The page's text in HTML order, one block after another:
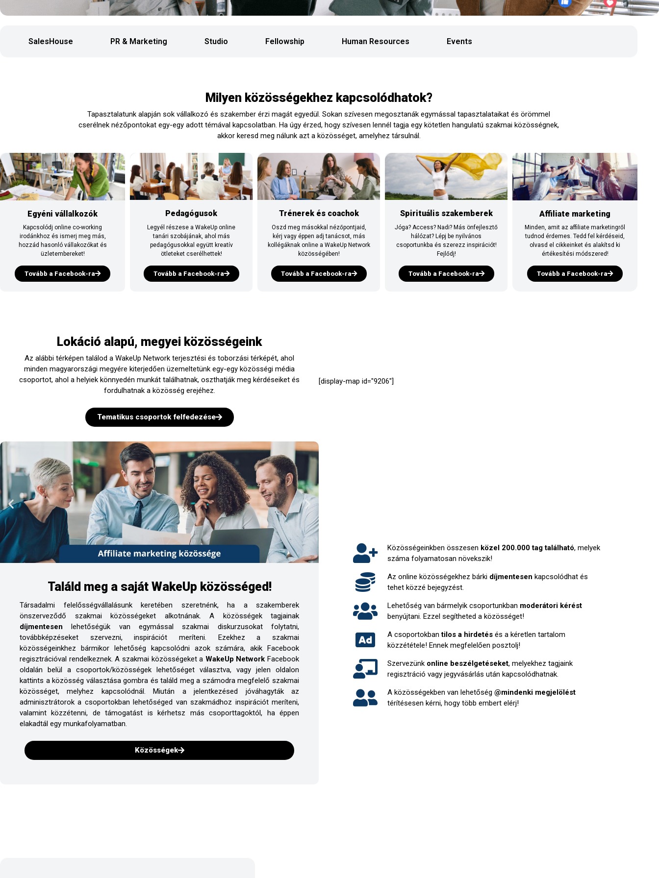
SalesHouse PR & Marketing Studio Fellowship Human Resources Events
Milyen közösségekhez kapcsolódhatok?
Tapasztalatunk alapján sok vállalkozó és szakember érzi magát egyedül. Sokan szívesen megosztanák egymással tapasztalataikat és örömmel
cserélnek nézőpontokat egy-egy adott témával kapcsolatban. Ha úgy érzed, hogy szívesen lennél tagja egy kötetlen hangulatú szakmai közösségnek,
akkor keresd meg nálunk azt a közösséget, amelyhez társulnál.
Egyéni vállalkozók
Kapcsolódj online co-working
irodánkhoz és ismerj meg más,
hozzád hasonló vállakozókat és
üzletembereket!
Tovább a Facebook-ra
Pedagógusok
Legyél részese a WakeUp online
tanári szobájának, ahol más
pedagógusokkal együtt kreatív
ötleteket cserélhettek!
Tovább a Facebook-ra
Trénerek és coachok
Oszd meg másokkal nézőpontjaid,
kérj vagy éppen adj tanácsot, más
kollégáknak online a WakeUp Network
közösségében!
Tovább a Facebook-ra
Spirituális szakemberek
Jóga? Access? Nadi? Más önfejlesztő
hálózat? Lépj be nyilvános
csoportunkba és szerezz inspirációt!
Fejlődj!
Tovább a Facebook-ra
Affiliate marketing
Minden, amit az affiliate marketingről
tudnod érdemes. Tedd fel kérdéseid,
olvasd el cikkeinket és alakítsd ki
értékesítési módszered!
Tovább a Facebook-ra
Lokáció alapú, megyei közösségeink
Az alábbi térképen találod a WakeUp Network terjesztési és toborzási térképét, ahol
minden magyarországi megyére kiterjedően üzemeltetünk egy-egy közösségi média
csoportot, ahol a helyiek könnyedén munkát találhatnak, oszthatják meg kérdéseiket és
fordulhatnak a közösség erejéhez.
Tematikus csoportok felfedezése
[display-map id="9206"]
Találd meg a saját WakeUp közösséged!
Társadalmi felelősségvállalásunk keretében szeretnénk, ha a szakemberek
önszerveződő szakmai közösségeket alkotnának. A közösségek tagjainak
díjmentesen lehetőségük van egymással szakmai diskurzusokat folytatni,
továbbképzéseket szervezni, inspirációt meríteni. Ezekhez a szakmai
közösségeinkhez bármikor lehetőség kapcsolódni azok számára, akik Facebook
regisztrációval rendelkeznek. A szakmai közösségeket a WakeUp Network Facebook
oldalán belül a csoportok/közösségek lehetőséget választva, vagy jelen oldalon
kattints a közösség választása gombra és találd meg a számodra megfelelő szakmai
közösséget, melyhez kapcsolódnál. Miután a jelentkezésed jóváhagyták az
adminisztrátorok a csoportokban lehetőséged van szakmádhoz inspirációt meríteni,
valamint közzétenni, de támogatást is kérhetsz más csoporttagoktól, ha éppen
elakadtál egy munkafolyamatban.
Közösségek
Közösségeinkben összesen közel 200.000 tag található, melyek
száma folyamatosan növekszik!
Az online közösségekhez bárki díjmentesen kapcsolódhat és
tehet közzé bejegyzést.
Lehetőség van bármelyik csoportunkban moderátori kérést
benyújtani. Ezzel segítheted a közösséget!
A csoportokbantilos a hirdetés és a kéretlen tartalom
közzététele! Ennek megfelelően posztolj!
Szervezünk online beszélgetéseket, melyekhez tagjaink
regisztráció vagy jegyvásárlás után kapcsolódhatnak.
A közösségekben van lehetőség @mindenki megjelölést
térítésesen kérni, hogy több embert elérj!